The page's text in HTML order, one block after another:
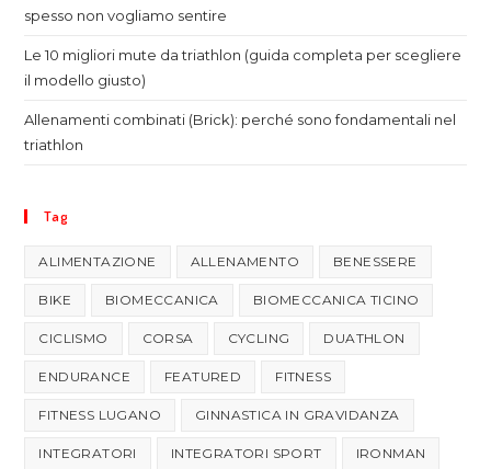
spesso non vogliamo sentire
Le 10 migliori mute da triathlon (guida completa per scegliere
il modello giusto)
Allenamenti combinati (Brick): perché sono fondamentali nel
triathlon
Tag
ALIMENTAZIONE ALLENAMENTO BENESSERE
BIKE BIOMECCANICA BIOMECCANICA TICINO
CICLISMO CORSA CYCLING DUATHLON
ENDURANCE FEATURED FITNESS
FITNESS LUGANO GINNASTICA IN GRAVIDANZA
INTEGRATORI INTEGRATORI SPORT IRONMAN